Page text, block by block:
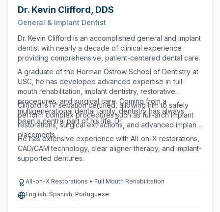
Dr. Kevin Clifford DDS
General & Implant Dentist
Dr. Kevin Clifford is an accomplished general and implant
dentist with nearly a decade of clinical experience
providing comprehensive, patient-centered dental care.
A graduate of the Herman Ostrow School of Dentistry at
USC, he has developed advanced expertise in full-
mouth rehabilitation, implant dentistry, restorative
procedures, and surgical care. Coming from a
multigenerational dental family, dentistry has always
been a central part of his life. Dr.
Clifford is IV sedation certified, allowing him to safely
perform complex procedures such as full-arch implant
restorations, surgical extractions, and advanced implant
placements.
He has extensive experience with All-on-X restorations,
CAD/CAM technology, clear aligner therapy, and implant-
supported dentures.
All-on-X Restorations • Full Mouth Rehabilitation
English, Spanish, Portuguese